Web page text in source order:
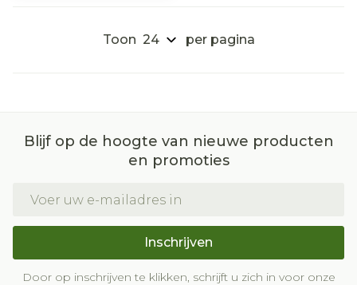
Toon per pagina
Blijf op de hoogte van nieuwe producten
en promoties
Inschrijven
Door op inschrijven te klikken, schrijft u zich in voor onze